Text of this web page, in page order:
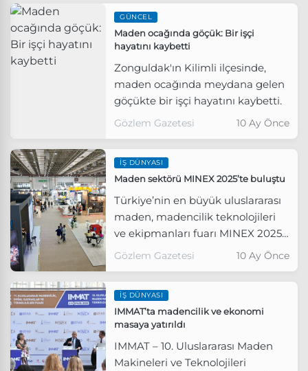
GÜNCEL
Maden ocağında göçük: Bir işçi
hayatını kaybetti
Zonguldak'ın Kilimli ilçesinde,
maden ocağında meydana gelen
göçükte bir işçi hayatını kaybetti.
Gözlem Gazetesi 10 Ay Önce
İŞ DÜNYASI
Maden sektörü MINEX 2025’te buluştu
Türkiye’nin en büyük uluslararası
maden, madencilik teknolojileri
ve ekipmanları fuarı MINEX 2025,
3-6 Eylül tarihleri arasında Fuar
Gözlem Gazetesi 10 Ay Önce
İŞ DÜNYASI
IMMAT’ta madencilik ve ekonomi
masaya yatırıldı
IMMAT – 10. Uluslararası Maden
Makineleri ve Teknolojileri